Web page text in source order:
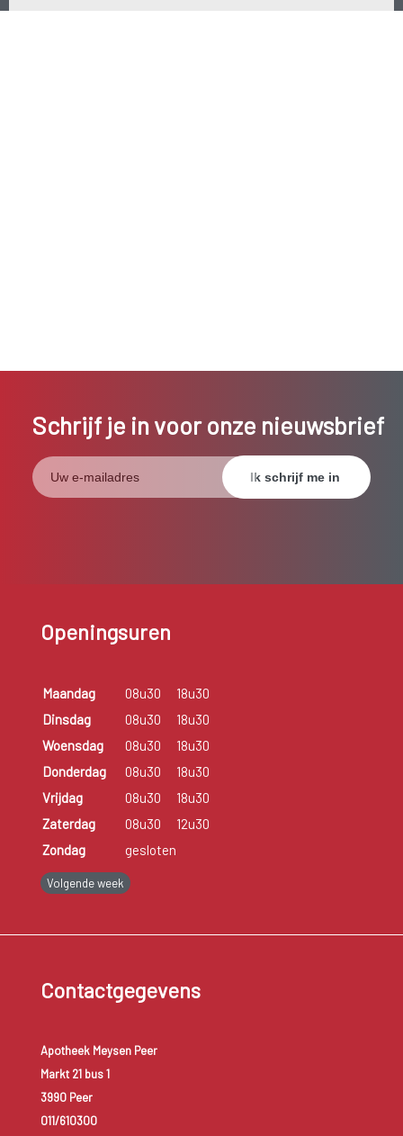
Schrijf je in voor onze nieuwsbrief
Openingsuren
Maandag 08u30
18u30
Dinsdag
08u30
18u30
Woensdag
08u30
18u30
Donderdag
08u30
18u30
Vrijdag
08u30
18u30
Zaterdag
08u30
12u30
Zondag
gesloten
Volgende week
Contactgegevens
Apotheek Meysen Peer
Markt 21 bus 1
3990 Peer
011/610300